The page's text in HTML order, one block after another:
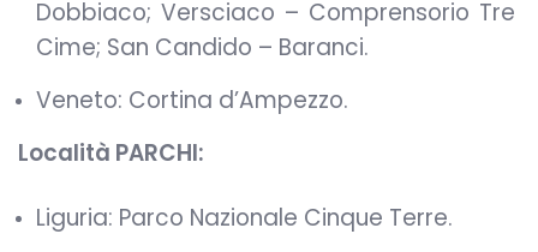
Dobbiaco; Versciaco – Comprensorio Tre
Cime; San Candido – Baranci.
Veneto: Cortina d’Ampezzo.
Località PARCHI:
Liguria: Parco Nazionale Cinque Terre.